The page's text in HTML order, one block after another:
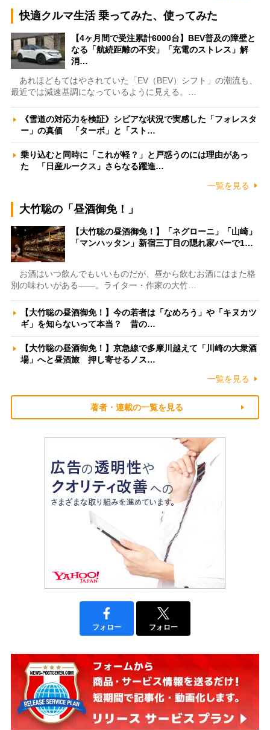
快適クルマ生活 乗ってみた、使ってみた
【4ヶ月間で受注累計6000台】BEV普及の障壁と
なる「航続距離の不安」「充電のストレス」解
消…
あれほどもてはやされていた「EV（BEV）シフト」の潮流も、
最近では減速基調になっているように見える。…
《雪道の対応力を検証》シビアな状況で実感した「フォレスタ
ー」の真価 「ターボ」と「スト…
乗り込むと同時に「これが軽？」と戸惑うのには理由があっ
た 「日産ルークス」さらなる躍進…
一覧を見る
大竹聡の「昼酒御免！」
【大竹聡の昼酒御免！】「ネグローニ」「山崎」
「マンハッタン」新宿三丁目の隠れ家バーで1…
お酒はいつ飲んでもいいものだが、昼から飲むお酒にはまた格
別の味わいがある――。ライター・作家の大竹…
【大竹聡の昼酒御免！】今の若者は「なめろう」や「キヌカツ
ギ」を知らないって本当？ 昔の…
【大竹聡の昼酒御免！】京急線で多摩川越えて「川崎の大衆酒
場」へと昼酒旅 押し寄せるノス…
一覧を見る
著者・連載の一覧を見る
フォロー フォロー